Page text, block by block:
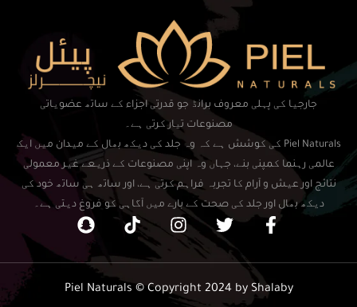
جارجیا کی پہلی معروف برانڈ جو قدرتی اجزاء کے ساتھ عضویاتی
مصنوعات تیار کرتی ہے۔
Piel Naturals کی کوشش ہے کہ وہ جلد کی دیکھ بھال کے میدان میں ایک
عالمی رہنما کمپنی بنے، جہاں وہ اپنی مصنوعات کے ذریعے غیر معمولی
نتائج اور عیش و آرام کا تجربہ فراہم کرتی ہے، اور ساتھ ہی ساتھ خود کی
دیکھ بھال اور جلد کی صحت کے بارے میں آگاہی کو فروغ دیتی ہے۔
Piel Naturals © Copyright 2024 by Shalaby